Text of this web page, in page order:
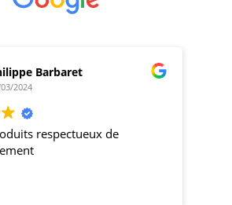
Barbaret
2024
respectueux de